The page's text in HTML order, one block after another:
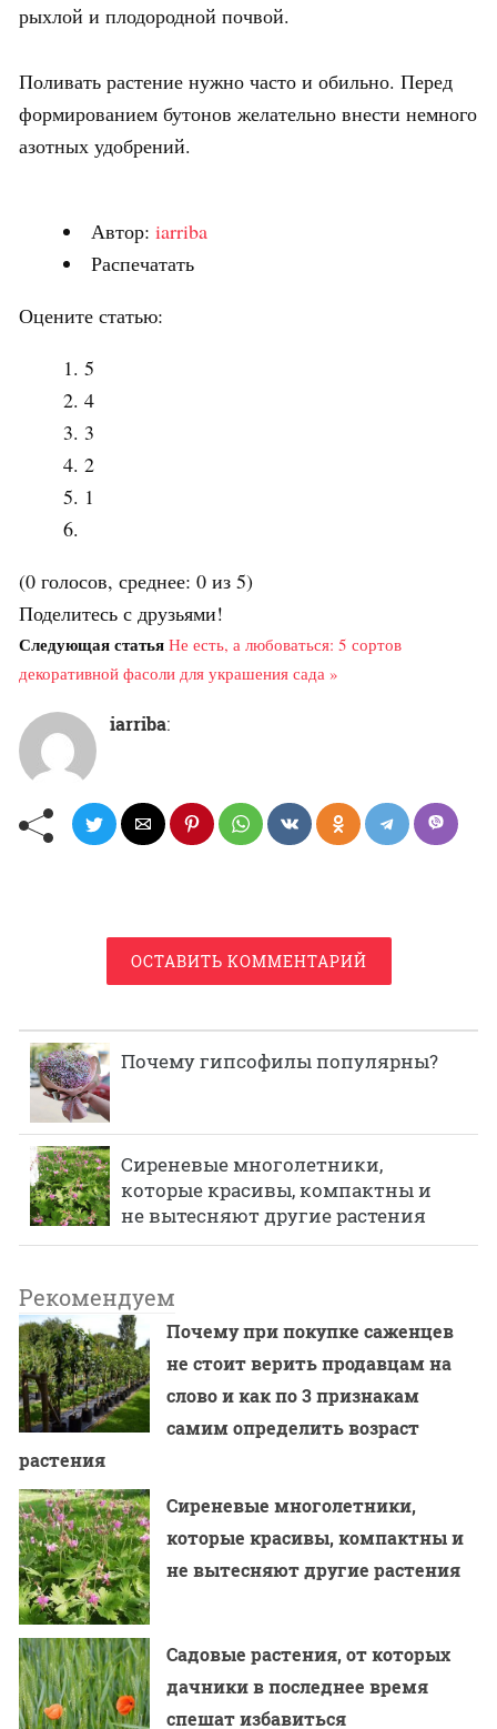
рыхлой и плодородной почвой.
Поливать растение нужно часто и обильно. Перед
формированием бутонов желательно внести немного
азотных удобрений.
Автор: iarriba
Распечатать
Оцените статью:
5
4
3
2
1
(0 голосов, среднее: 0 из 5)
Поделитесь с друзьями!
Следующая статья Не есть, а любоваться: 5 сортов
декоративной фасоли для украшения сада »
iarriba:
ОСТАВИТЬ КОММЕНТАРИЙ
Почему гипсофилы популярны?
Сиреневые многолетники,
которые красивы, компактны и
не вытесняют другие растения
Рекомендуем
Почему при покупке саженцев
не стоит верить продавцам на
слово и как по 3 признакам
самим определить возраст
растения
Сиреневые многолетники,
которые красивы, компактны и
не вытесняют другие растения
Садовые растения, от которых
дачники в последнее время
спешат избавиться